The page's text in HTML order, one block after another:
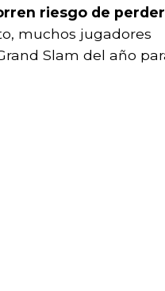
riesgo de
muchos jugadores
Slam del año